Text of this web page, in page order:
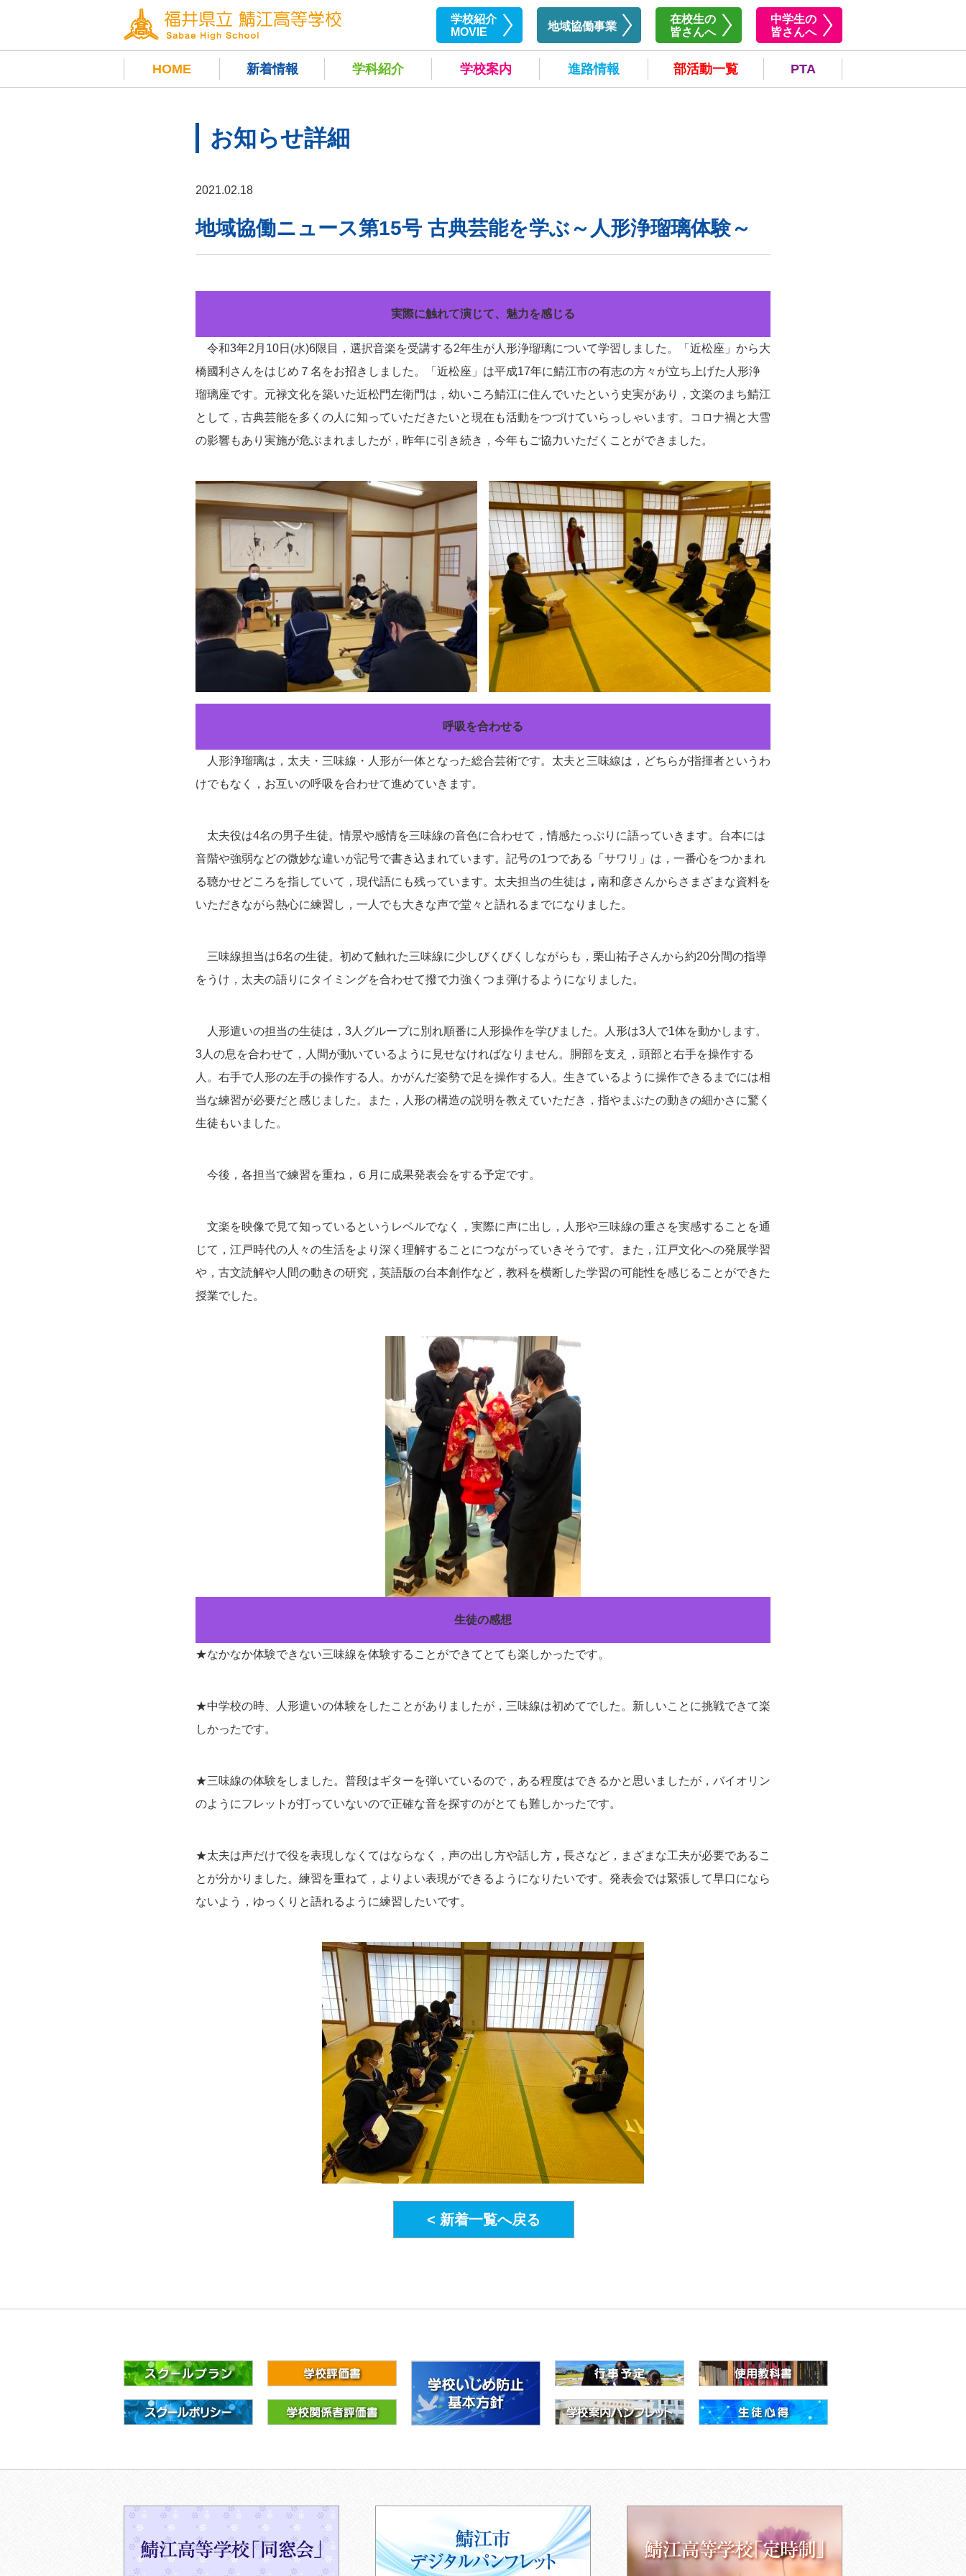
学校紹介
MOVIE
地域協働事業
在校生の
皆さんへ
中学生の
皆さんへ
HOME 新着情報 学科紹介 学校案内 進路情報 部活動一覧 PTA
お知らせ詳細
2021.02.18
地域協働ニュース第15号 古典芸能を学ぶ～人形浄瑠璃体験～
実際に触れて演じて、魅力を感じる
令和3年2月10日(水)6限目，選択音楽を受講する2年生が人形浄瑠璃について学習しました。「近松座」から大
橋國利さんをはじめ７名をお招きしました。「近松座」は平成17年に鯖江市の有志の方々が立ち上げた人形浄
瑠璃座です。元禄文化を築いた近松門左衛門は，幼いころ鯖江に住んでいたという史実があり，文楽のまち鯖江
として，古典芸能を多くの人に知っていただきたいと現在も活動をつづけていらっしゃいます。コロナ禍と大雪
の影響もあり実施が危ぶまれましたが，昨年に引き続き，今年もご協力いただくことができました。
呼吸を合わせる
人形浄瑠璃は，太夫・三味線・人形が一体となった総合芸術です。太夫と三味線は，どちらが指揮者というわ
けでもなく，お互いの呼吸を合わせて進めていきます。
太夫役は4名の男子生徒。情景や感情を三味線の音色に合わせて，情感たっぷりに語っていきます。台本には
音階や強弱などの微妙な違いが記号で書き込まれています。記号の1つである「サワリ」は，一番心をつかまれ
る聴かせどころを指していて，現代語にも残っています。太夫担当の生徒は ， 南和彦さんからさまざまな資料を
いただきながら熱心に練習し，一人でも大きな声で堂々と語れるまでになりました。
三味線担当は6名の生徒。初めて触れた三味線に少しびくびくしながらも，栗山祐子さんから約20分間の指導
をうけ，太夫の語りにタイミングを合わせて撥で力強くつま弾けるようになりました。
人形遣いの担当の生徒は，3人グループに別れ順番に人形操作を学びました。人形は3人で1体を動かします。
3人の息を合わせて，人間が動いているように見せなければなりません。胴部を支え，頭部と右手を操作する
人。右手で人形の左手の操作する人。かがんだ姿勢で足を操作する人。生きているように操作できるまでには相
当な練習が必要だと感じました。また，人形の構造の説明を教えていただき，指やまぶたの動きの細かさに驚く
生徒もいました。
今後，各担当で練習を重ね，６月に成果発表会をする予定です。
文楽を映像で見て知っているというレベルでなく，実際に声に出し，人形や三味線の重さを実感することを通
じて，江戸時代の人々の生活をより深く理解することにつながっていきそうです。また，江戸文化への発展学習
や，古文読解や人間の動きの研究，英語版の台本創作など，教科を横断した学習の可能性を感じることができた
授業でした。
生徒の感想
★なかなか体験できない三味線を体験することができてとても楽しかったです。
★中学校の時、人形遣いの体験をしたことがありましたが，三味線は初めてでした。新しいことに挑戦できて楽
しかったです。
★三味線の体験をしました。普段はギターを弾いているので，ある程度はできるかと思いましたが，バイオリン
のようにフレットが打っていないので正確な音を探すのがとても難しかったです。
★太夫は声だけで役を表現しなくてはならなく，声の出し方や話し方 ， 長さなど，まざまな工夫が必要であるこ
とが分かりました。練習を重ねて，よりよい表現ができるようになりたいです。発表会では緊張して早口になら
ないよう，ゆっくりと語れるように練習したいです。
< 新着一覧へ戻る